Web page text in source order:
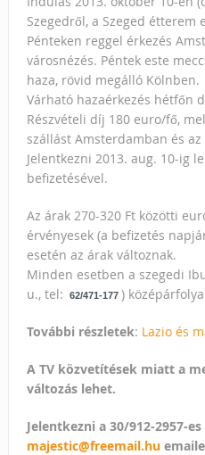
Szegedről, a Szeged étterem
Pénteken reggel érkezés
városnézés. Péntek este
haza, rövid megálló Kölnben.
Várható hazaérkezés hétfőn
Részvételi díj 180 euro/fő,
szállást Amsterdamban és
Jelentkezni 2013. aug. 10-ig
befizetésével.
Az árak 270-320 Ft közötti
érvényesek (a befizetés
esetén az árak változnak.
Minden esetben a szegedi
u., tel:
62/471-177 )
További részletek: Lazio és
A TV közvetítések miatt a
változás lehet.
Jelentkezni a 30/912-2957-
majestic@freemail.hu